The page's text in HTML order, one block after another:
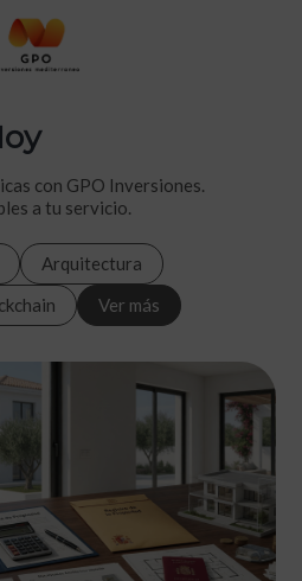
con GPO Inversiones.
a tu servicio.
Arquitectura
Ver más